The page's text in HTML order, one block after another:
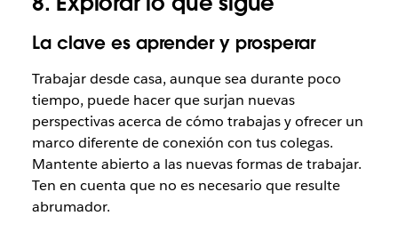
La clave es aprender y prosperar
Trabajar desde casa, aunque sea durante poco
tiempo, puede hacer que surjan nuevas
perspectivas acerca de cómo trabajas y ofrecer un
marco diferente de conexión con tus colegas.
Mantente abierto a las nuevas formas de trabajar.
Ten en cuenta que no es necesario que resulte
abrumador.